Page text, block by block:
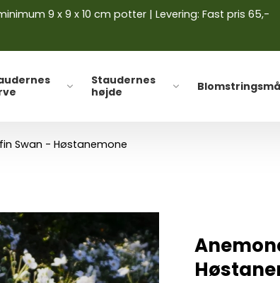
9 x 9 x 10 cm potter | Levering: Fast pris 65,-
Staudernes
højde
Swan - Høstanemone